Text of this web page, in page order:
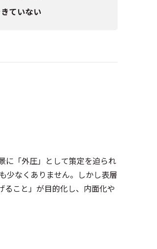
ていない
に「外圧」として策定を迫られ
少なくありません。しかし表層
ること」が目的化し、内面化や